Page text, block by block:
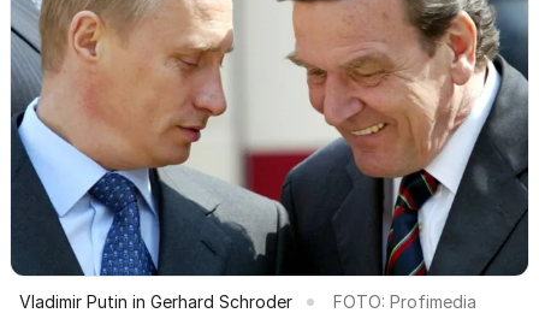
Vladimir Putin in Gerhard Schroder FOTO: Profimedia